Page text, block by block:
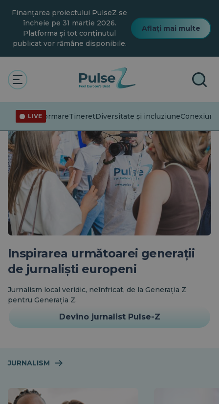
conținutul
principal
Finanțarea proiectului PulseZ se
încheie pe 31 martie 2026.
Platforma și tot conținutul
publicat vor rămâne disponibile.
Aflați mai multe
LIVE
DezinformareTineretDiversitate și incluziuneConexiuni
Inspirarea următoarei generații
de jurnaliști europeni
Jurnalism local veridic, neînfricat, de la Generația Z
pentru Generația Z.
Devino jurnalist Pulse-Z
JURNALISM